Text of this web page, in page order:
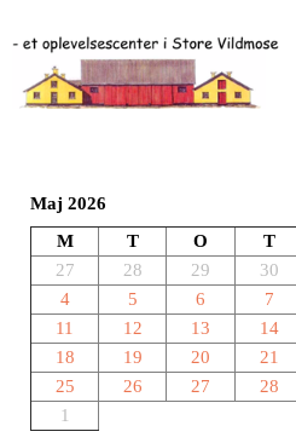
Maj 2026
M
T O T
27
28 29 30
4
5 6 7
11
12 13 14
18
19 20 21
25
26 27 28
1